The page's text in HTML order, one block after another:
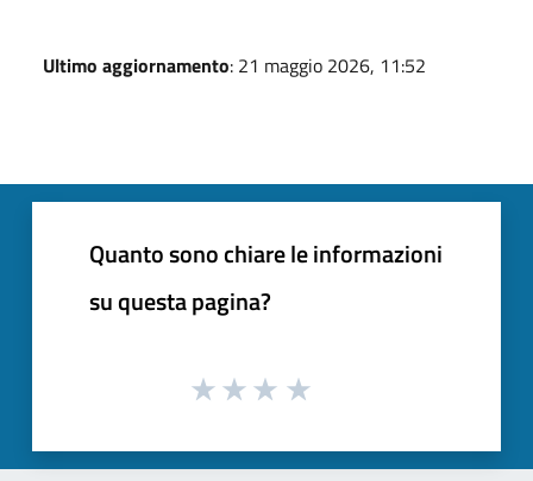
Ultimo aggiornamento: 21 maggio 2026, 11:52
Quanto sono chiare le informazioni
su questa pagina?